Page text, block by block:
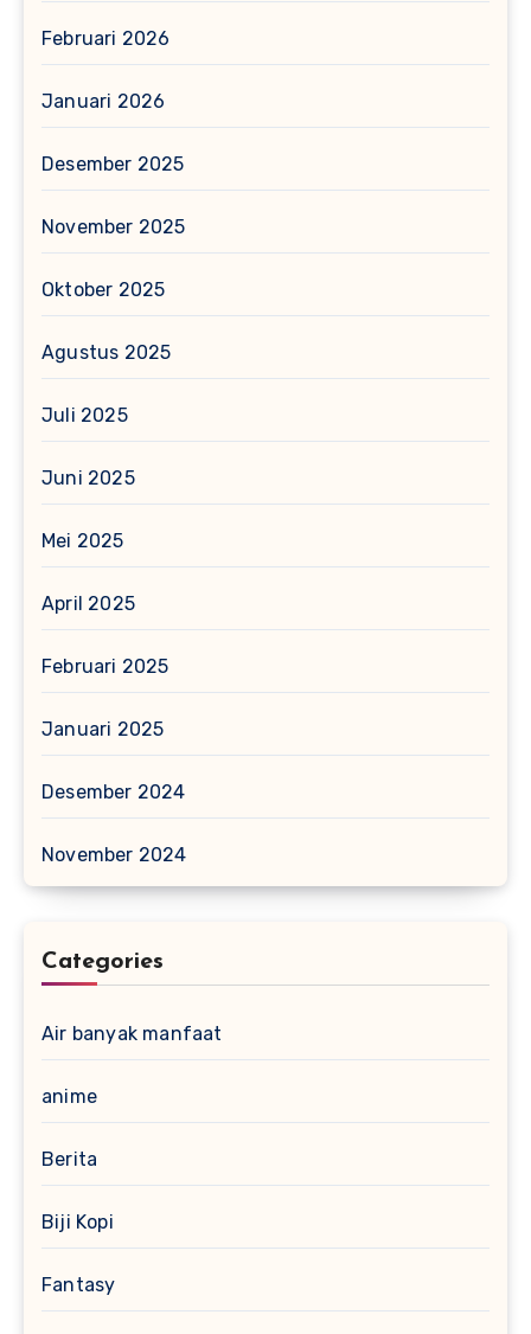
Februari 2026
Januari 2026
Desember 2025
November 2025
Oktober 2025
Agustus 2025
Juli 2025
Juni 2025
Mei 2025
April 2025
Februari 2025
Januari 2025
Desember 2024
November 2024
Categories
Air banyak manfaat
anime
Berita
Biji Kopi
Fantasy